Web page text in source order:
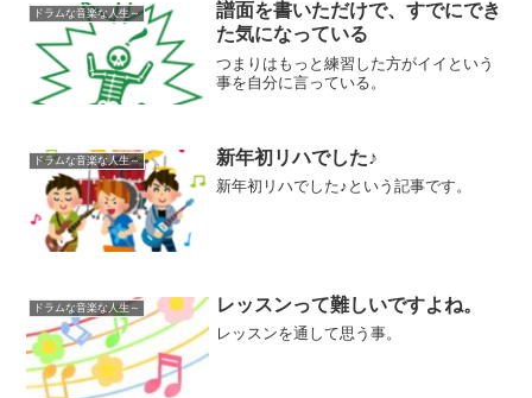
ドラムな音楽な人生～
譜面を書いただけで、すでにでき
た気になっている
つまりはもっと練習した方がイイという
事を自分に言っている。
ドラムな音楽な人生～ 新年初リハでした♪
新年初リハでした♪という記事です。
ドラムな音楽な人生～ レッスンって難しいですよね。
レッスンを通して思う事。